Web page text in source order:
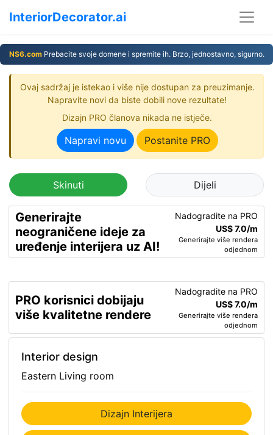
InteriorDecorator.ai
NS6.comPrebacite svoje domene i spremite ih. Brzo, jednostavno, sigurno.
Ovaj sadržaj je istekao i više nije dostupan za preuzimanje.
Napravite novi da biste dobili nove rezultate!
Dizajn PRO članova nikada ne istječe.
Napravi novu Postanite PRO
Skinuti Dijeli
Generirajte
neograničene ideje za
uređenje interijera uz AI!
Nadogradite na PRO
US$ 7.0/m
Generirajte više rendera
odjednom
PRO korisnici dobijaju
više kvalitetne rendere
Nadogradite na PRO
US$ 7.0/m
Generirajte više rendera
odjednom
Interior design
Eastern Living room
Dizajn Interijera